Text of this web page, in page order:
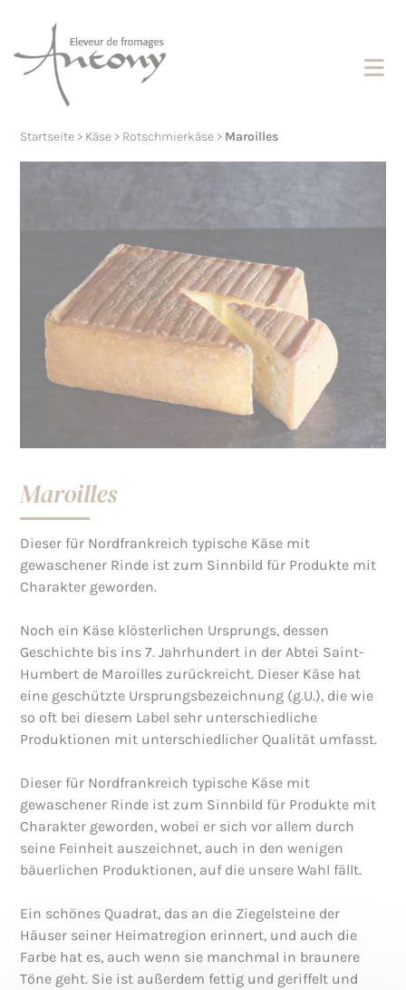
Startseite > Käse > Rotschmierkäse > Maroilles
Maroilles
Dieser für Nordfrankreich typische Käse mit
gewaschener Rinde ist zum Sinnbild für Produkte mit
Charakter geworden.
Noch ein Käse klösterlichen Ursprungs, dessen
Geschichte bis ins 7. Jahrhundert in der Abtei Saint-
Humbert de Maroilles zurückreicht. Dieser Käse hat
eine geschützte Ursprungsbezeichnung (g.U.), die wie
so oft bei diesem Label sehr unterschiedliche
Produktionen mit unterschiedlicher Qualität umfasst.
Dieser für Nordfrankreich typische Käse mit
gewaschener Rinde ist zum Sinnbild für Produkte mit
Charakter geworden, wobei er sich vor allem durch
seine Feinheit auszeichnet, auch in den wenigen
bäuerlichen Produktionen, auf die unsere Wahl fällt.
Ein schönes Quadrat, das an die Ziegelsteine der
Häuser seiner Heimatregion erinnert, und auch die
Farbe hat es, auch wenn sie manchmal in braunere
Töne geht. Sie ist außerdem fettig und geriffelt und